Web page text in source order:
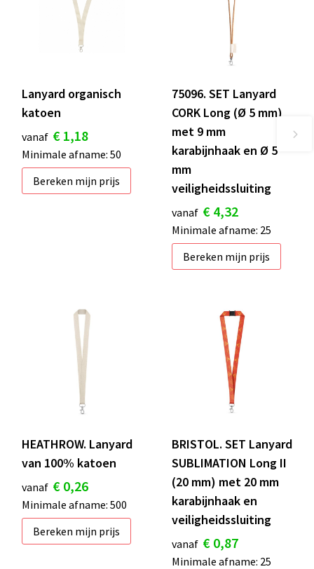
Lanyard organisch
katoen
vanaf € 1,18
Minimale afname: 50
Bereken mijn prijs
75096. SET Lanyard
CORK Long (Ø 5 mm)
met 9 mm
karabijnhaak en Ø 5
mm
veiligheidssluiting
vanaf € 4,32
Minimale afname: 25
Bereken mijn prijs
HEATHROW. Lanyard
van 100% katoen
vanaf € 0,26
Minimale afname: 500
Bereken mijn prijs
BRISTOL. SET Lanyard
SUBLIMATION Long II
(20 mm) met 20 mm
karabijnhaak en
veiligheidssluiting
vanaf € 0,87
Minimale afname: 25